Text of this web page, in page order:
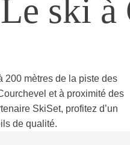
Le ski à
200 mètres de la piste des
et à proximité des
SkiSet, profitez d’un
de qualité.